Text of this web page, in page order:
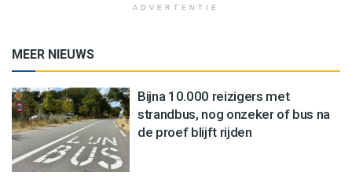
ADVERTENTIE
MEER NIEUWS
Bijna 10.000 reizigers met
strandbus, nog onzeker of bus na
de proef blijft rijden